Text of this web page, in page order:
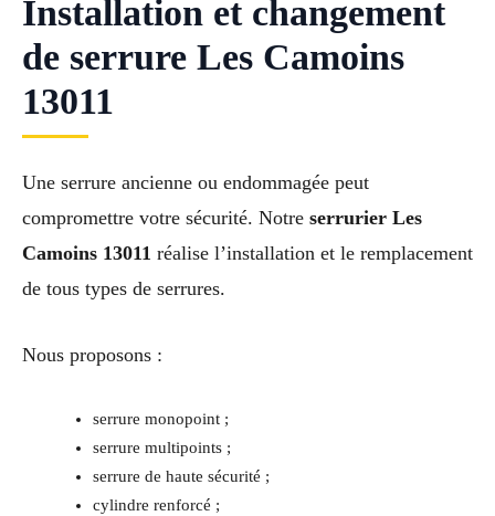
Installation et changement
de serrure Les Camoins
13011
Une serrure ancienne ou endommagée peut
compromettre votre sécurité. Notre serrurier Les
Camoins 13011 réalise l’installation et le remplacement
de tous types de serrures.
Nous proposons :
serrure monopoint ;
serrure multipoints ;
serrure de haute sécurité ;
cylindre renforcé ;